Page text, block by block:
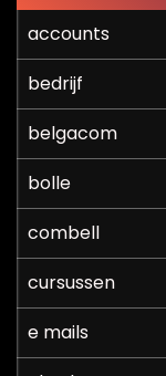
accounts
bedrijf
belgacom
bolle
combell
cursussen
e mails